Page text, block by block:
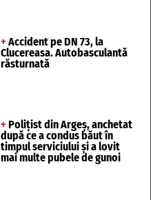
+ Accident pe DN 73, la
Clucereasa. Autobasculantă
răsturnată
+ Polițist din Argeș, anchetat
după ce a condus băut în
timpul serviciului și a lovit
mai multe pubele de gunoi